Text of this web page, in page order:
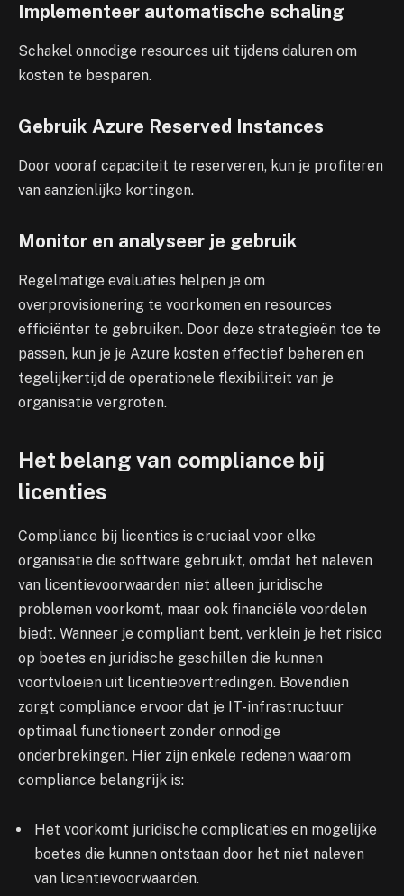
Implementeer automatische schaling
Schakel onnodige resources uit tijdens daluren om
kosten te besparen.
Gebruik Azure Reserved Instances
Door vooraf capaciteit te reserveren, kun je profiteren
van aanzienlijke kortingen.
Monitor en analyseer je gebruik
Regelmatige evaluaties helpen je om
overprovisionering te voorkomen en resources
efficiënter te gebruiken. Door deze strategieën toe te
passen, kun je je Azure kosten effectief beheren en
tegelijkertijd de operationele flexibiliteit van je
organisatie vergroten.
Het belang van compliance bij
licenties
Compliance bij licenties is cruciaal voor elke
organisatie die software gebruikt, omdat het naleven
van licentievoorwaarden niet alleen juridische
problemen voorkomt, maar ook financiële voordelen
biedt. Wanneer je compliant bent, verklein je het risico
op boetes en juridische geschillen die kunnen
voortvloeien uit licentieovertredingen. Bovendien
zorgt compliance ervoor dat je IT-infrastructuur
optimaal functioneert zonder onnodige
onderbrekingen. Hier zijn enkele redenen waarom
compliance belangrijk is:
Het voorkomt juridische complicaties en mogelijke
boetes die kunnen ontstaan door het niet naleven
van licentievoorwaarden.